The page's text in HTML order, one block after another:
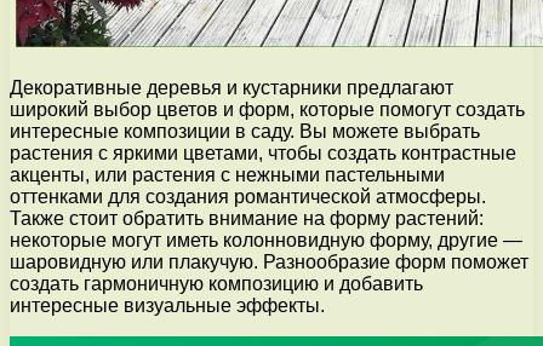
Декоративные деревья и кустарники предлагают
широкий выбор цветов и форм, которые помогут создать
интересные композиции в саду. Вы можете выбрать
растения с яркими цветами, чтобы создать контрастные
акценты, или растения с нежными пастельными
оттенками для создания романтической атмосферы.
Также стоит обратить внимание на форму растений:
некоторые могут иметь колонновидную форму, другие —
шаровидную или плакучую. Разнообразие форм поможет
создать гармоничную композицию и добавить
интересные визуальные эффекты.